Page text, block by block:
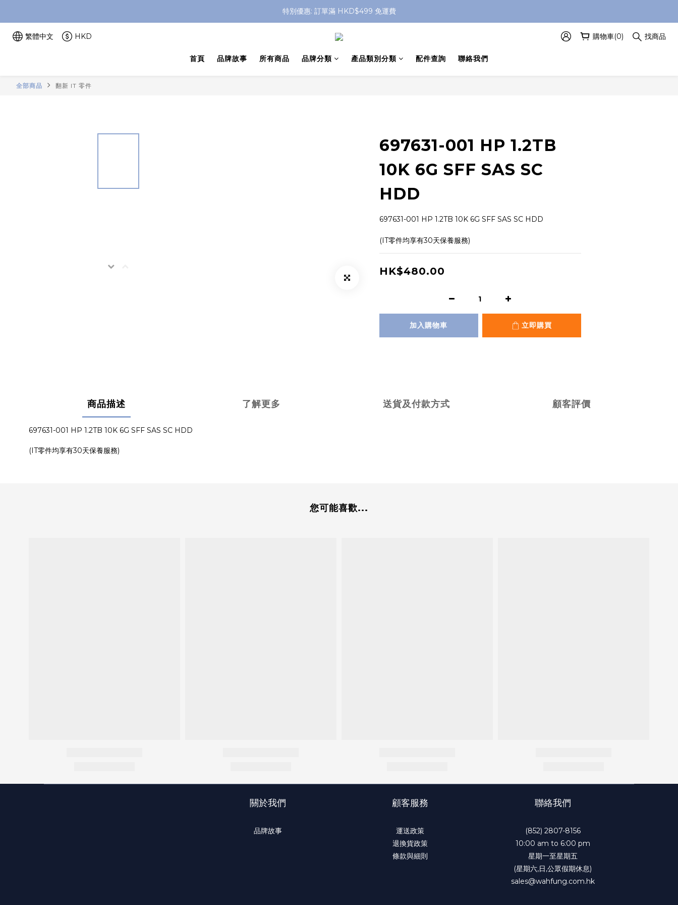
特別優惠: 訂單滿 HKD$499 免運費
特別優惠: 訂單滿 HKD$499 免運費
門店自取 任何消費免運費
特別優惠: 訂單滿 HKD$499 免運費
繁體中文 HKD 購物車(0) 找商品
首頁 品牌故事 所有商品 品牌分類 產品類別分類 配件查詢 聯絡我們
全部商品 翻新 IT 零件
697631-001 HP 1.2TB
10K 6G SFF SAS SC
HDD
697631-001 HP 1.2TB 10K 6G SFF SAS SC HDD
(IT零件均享有30天保養服務)
HK$480.00
加入購物車 立即購買
商品描述 了解更多 送貨及付款方式 顧客評價
697631-001 HP 1.2TB 10K 6G SFF SAS SC HDD
(IT零件均享有30天保養服務)
您可能喜歡...
關於我們
品牌故事
顧客服務
運送政策
退換貨政策
條款與細則
聯絡我們
(852) 2807-8156
10:00 am to 6:00 pm
星期一至星期五
(星期六,日,公眾假期休息)
sales@wahfung.com.hk